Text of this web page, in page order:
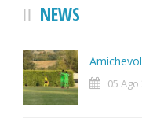
NEWS
05 Ago